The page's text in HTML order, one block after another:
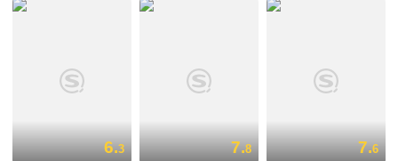
6.3 7.8 7.6